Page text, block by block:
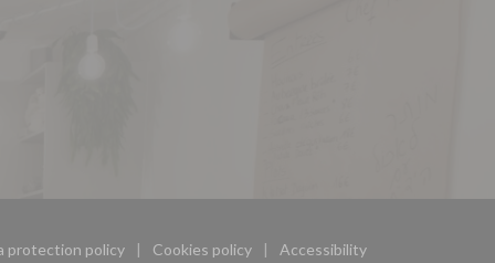
protection policy Cookies policy Accessibility